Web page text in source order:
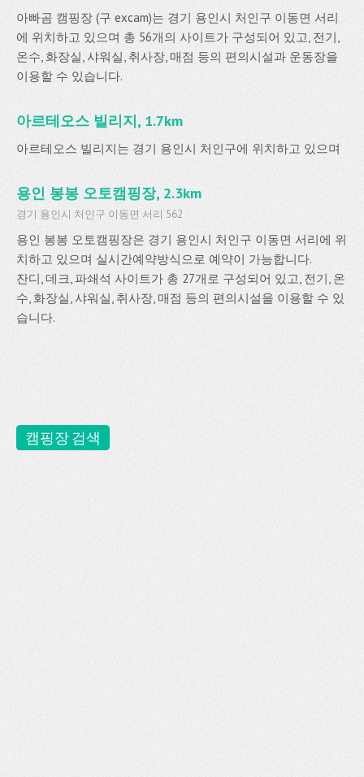
아빠곰 캠핑장 (구 excam)는 경기 용인시 처인구 이동면 서리
에 위치하고 있으며 총 56개의 사이트가 구성되어 있고, 전기,
온수, 화장실, 샤워실, 취사장, 매점 등의 편의시설과 운동장을
이용할 수 있습니다.
아르테오스 빌리지, 1.7km
아르테오스 빌리지는 경기 용인시 처인구에 위치하고 있으며
용인 봉봉 오토캠핑장, 2.3km
경기 용인시 처인구 이동면 서리 562
용인 봉봉 오토캠핑장은 경기 용인시 처인구 이동면 서리에 위
치하고 있으며 실시간예약방식으로 예약이 가능합니다.
잔디, 데크, 파쇄석 사이트가 총 27개로 구성되어 있고, 전기, 온
수, 화장실, 샤워실, 취사장, 매점 등의 편의시설을 이용할 수 있
습니다.
캠핑장 검색